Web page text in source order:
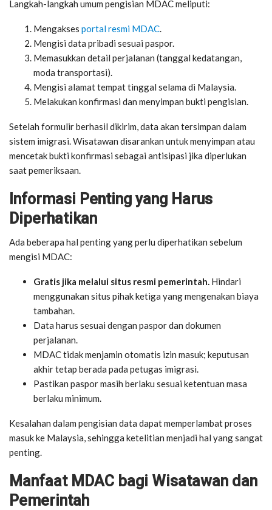
Langkah-langkah umum pengisian MDAC meliputi:
Mengakses portal resmi MDAC.
Mengisi data pribadi sesuai paspor.
Memasukkan detail perjalanan (tanggal kedatangan,
moda transportasi).
Mengisi alamat tempat tinggal selama di Malaysia.
Melakukan konfirmasi dan menyimpan bukti pengisian.
Setelah formulir berhasil dikirim, data akan tersimpan dalam
sistem imigrasi. Wisatawan disarankan untuk menyimpan atau
mencetak bukti konfirmasi sebagai antisipasi jika diperlukan
saat pemeriksaan.
Informasi Penting yang Harus
Diperhatikan
Ada beberapa hal penting yang perlu diperhatikan sebelum
mengisi MDAC:
Gratis jika melalui situs resmi pemerintah. Hindari
menggunakan situs pihak ketiga yang mengenakan biaya
tambahan.
Data harus sesuai dengan paspor dan dokumen
perjalanan.
MDAC tidak menjamin otomatis izin masuk; keputusan
akhir tetap berada pada petugas imigrasi.
Pastikan paspor masih berlaku sesuai ketentuan masa
berlaku minimum.
Kesalahan dalam pengisian data dapat memperlambat proses
masuk ke Malaysia, sehingga ketelitian menjadi hal yang sangat
penting.
Manfaat MDAC bagi Wisatawan dan
Pemerintah